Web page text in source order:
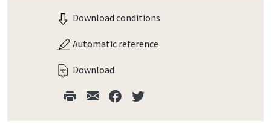
Download conditions
Automatic reference
Download